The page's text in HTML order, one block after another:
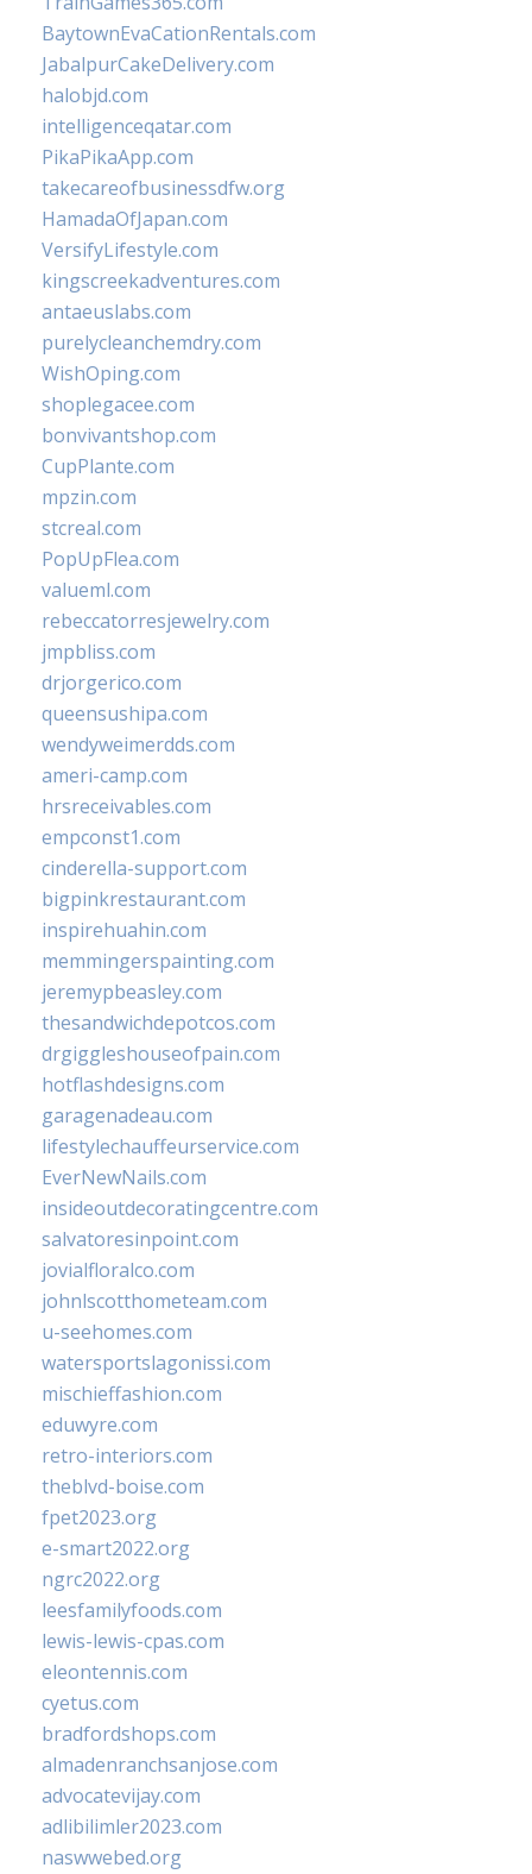
BaytownEvaCationRentals.com
JabalpurCakeDelivery.com
halobjd.com
intelligenceqatar.com
PikaPikaApp.com
takecareofbusinessdfw.org
HamadaOfJapan.com
VersifyLifestyle.com
kingscreekadventures.com
antaeuslabs.com
purelycleanchemdry.com
WishOping.com
shoplegacee.com
bonvivantshop.com
CupPlante.com
mpzin.com
stcreal.com
PopUpFlea.com
valueml.com
rebeccatorresjewelry.com
jmpbliss.com
drjorgerico.com
queensushipa.com
wendyweimerdds.com
ameri-camp.com
hrsreceivables.com
empconst1.com
cinderella-support.com
bigpinkrestaurant.com
inspirehuahin.com
memmingerspainting.com
jeremypbeasley.com
thesandwichdepotcos.com
drgiggleshouseofpain.com
hotflashdesigns.com
garagenadeau.com
lifestylechauffeurservice.com
EverNewNails.com
insideoutdecoratingcentre.com
salvatoresinpoint.com
jovialfloralco.com
johnlscotthometeam.com
u-seehomes.com
watersportslagonissi.com
mischieffashion.com
eduwyre.com
retro-interiors.com
theblvd-boise.com
fpet2023.org
e-smart2022.org
ngrc2022.org
leesfamilyfoods.com
lewis-lewis-cpas.com
eleontennis.com
cyetus.com
bradfordshops.com
almadenranchsanjose.com
advocatevijay.com
adlibilimler2023.com
naswwebed.org